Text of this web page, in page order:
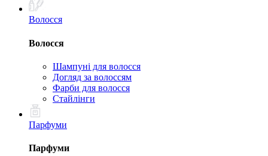
Волосся
Волосся
Шампуні для волосся
Догляд за волоссям
Фарби для волосся
Стайлінги
Парфуми
Парфуми